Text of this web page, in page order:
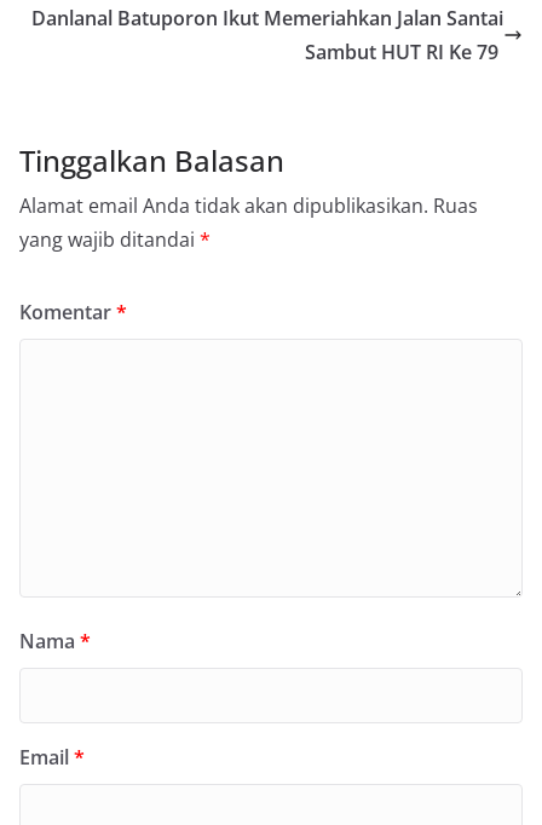
Danlanal Batuporon Ikut Memeriahkan Jalan Santai
Sambut HUT RI Ke 79
Tinggalkan Balasan
Alamat email Anda tidak akan dipublikasikan. Ruas
yang wajib ditandai *
Komentar*
Nama *
Email*